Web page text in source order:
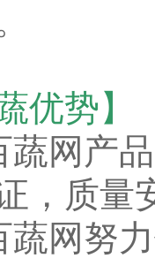
优势】
蔬网产
，质量
蔬网努